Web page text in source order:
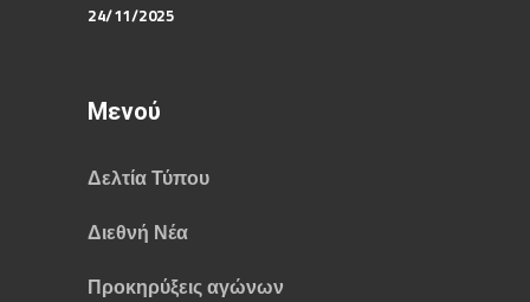
24/11/2025
Μενού
Δελτία Τύπου
Διεθνή Νέα
Προκηρύξεις αγώνων